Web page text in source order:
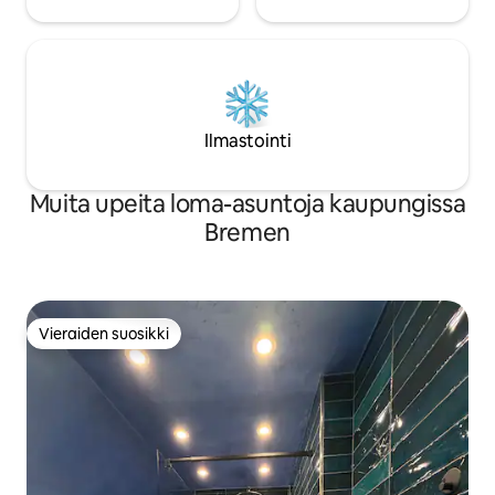
Ilmastointi
Muita upeita loma-asuntoja kaupungissa
Bremen
Vieraiden suosikki
Vieraiden suosikki